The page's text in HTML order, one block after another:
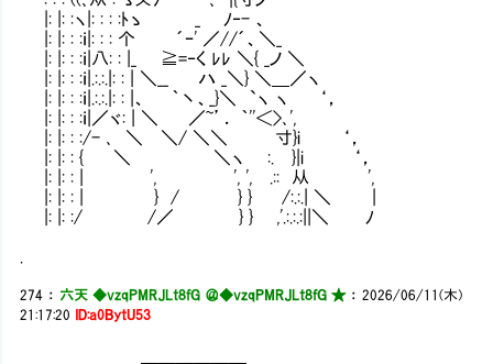
|: |: :ヽ|: : : :ﾄゝ _ ﾉ‐- 、
|: |: : :ｉ|: : : 个 ´ｰ' ／//´、＼_
|: |: : :ｉ|八: : |_ ≧=‐く ﾚﾚ ＼{ _ノ ＼
|: |: : :ｉ|.:.:.|: : | ＼__ ハ _＼} ＼＿／ヽ
|: |: : :ｉ|.:.:.|: : |、 ｀丶、_}＼ `ヽ ヽ ‘，
|: |: : :ｉ|／ヾ: | ＼ ／~’． ｀''＜>､',
|: |: : :/- ､ ＼ ＼/ ＼＼ 寸}i ‘，
|: |: : { ＼ ＼ヽ :. }|i ‘，
|: |: : | ', ', ', .:: 从 ',
|: |: : | } / } } /:.:.| ＼ |
|: |: :/ /／ } } ,'.:.:.:||＼ ﾉ
274 ： 六天 ◆vzqPMRJLt8fG ＠◆vzqPMRJLt8fG ★：2026/06/11(木)
21:17:20
ID:a0BytU53